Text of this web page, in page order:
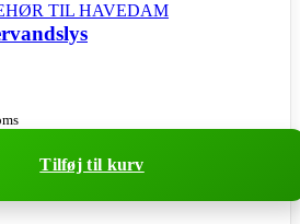
TIL HAVEDAM
Tilføj til kurv